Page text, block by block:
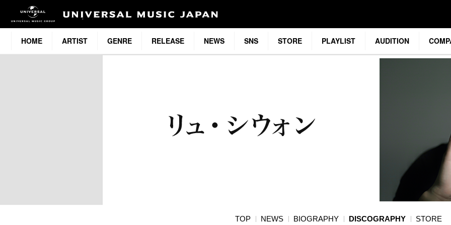
HOME ARTIST GENRE RELEASE NEWS SNS STORE PLAYLIST AUDITION
TOP NEWS BIOGRAPHY DISCOGRAPHY STORE